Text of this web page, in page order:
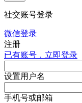
社交账号登录
微信登录
注册
已有账号，立即登录
设置用户名
手机号或邮箱